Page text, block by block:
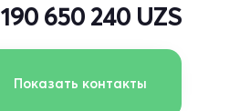
190 650 240 UZS
Показать контакты